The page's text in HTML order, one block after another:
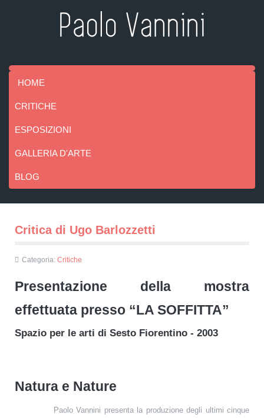
HOME
CRITICHE
ESPOSIZIONI
GALLERIA D'ARTE
BLOG
Critica di Ugo Barlozzetti
Categoria: Critiche
Presentazione della mostra
effettuata presso “LA SOFFITTA”
Spazio per le arti di Sesto Fiorentino - 2003
Natura e Nature
Paolo Vannini presenta la produzione degli ultimi cinque